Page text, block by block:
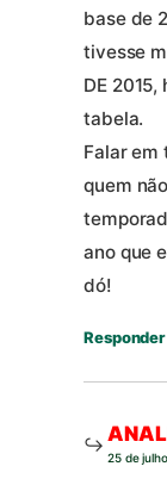
base de
tivesse
DE
tabela.
Falar
quem
ano que
dó!
Responder
25 de